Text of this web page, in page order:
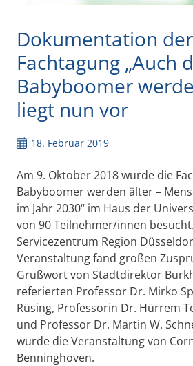
Dokumentation der
Fachtagung „Auch
Babyboomer
liegt nun vor
18. Februar 2019
Am 9. Oktober 2018 wurde die
Babyboomer werden älter –
im Jahr 2030“ im Haus der
von 90 Teilnehmer/innen besucht.
Servicezentrum Region
Veranstaltung fand großen
Grußwort von Stadtdirektor
referierten Professor Dr. Mirko
Rüsing, Professorin Dr. Hürrem
und Professor Dr. Martin W.
wurde die Veranstaltung von
Benninghoven.